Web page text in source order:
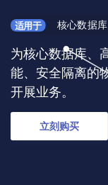
适用于 核心数据
为核心数据库、
能、安全隔离的
开展业务。
立刻购买